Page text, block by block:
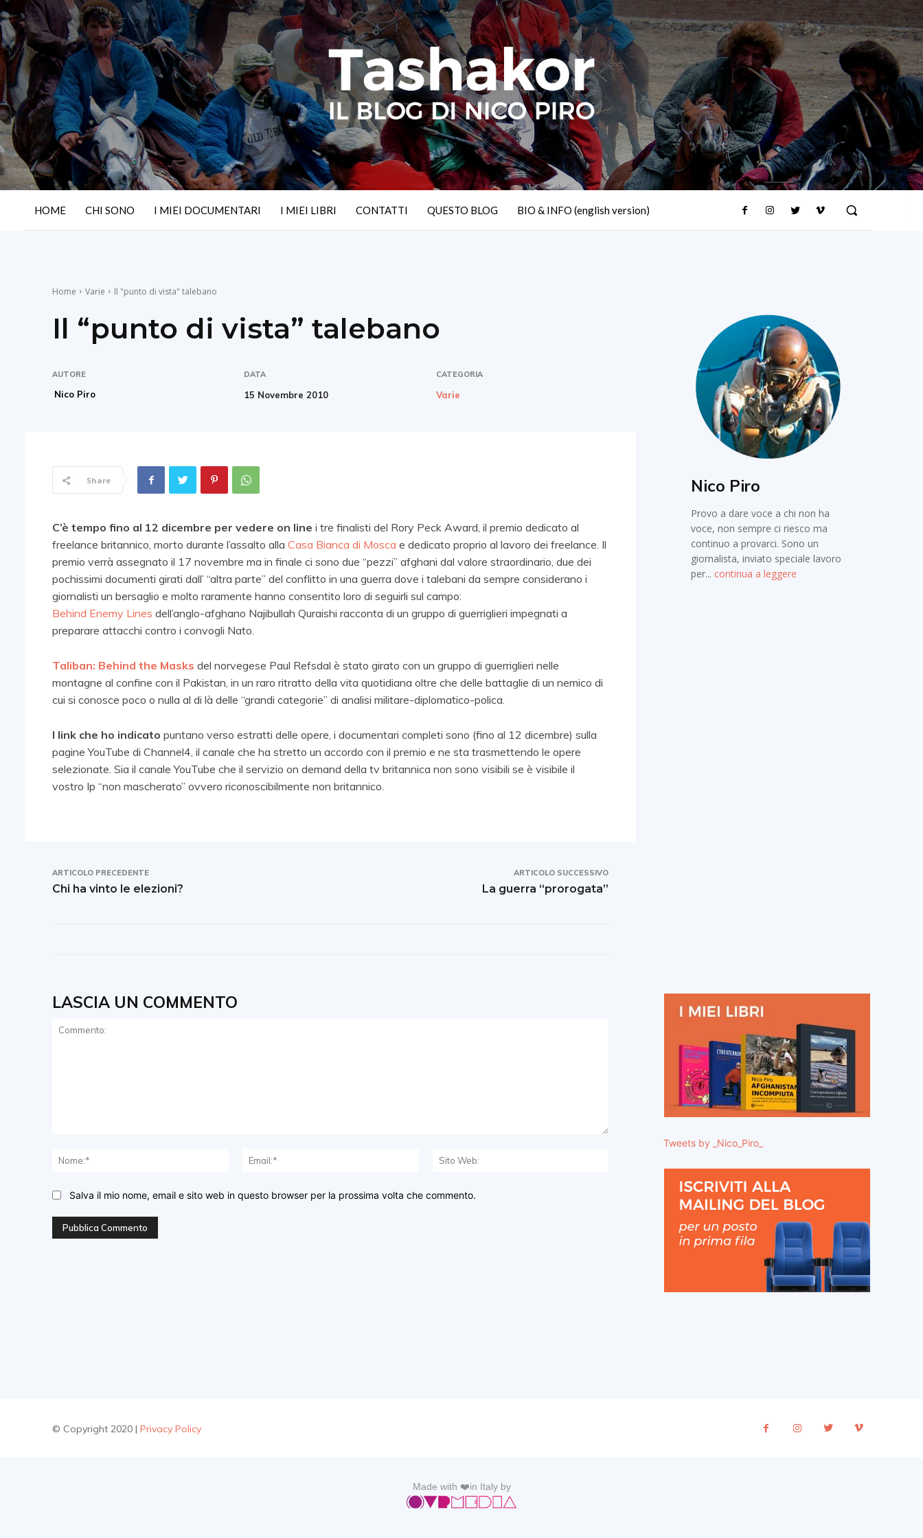
HOME CHI SONO I MIEI DOCUMENTARI I MIEI LIBRI CONTATTI QUESTO BLOG BIO & INFO (english version)
Home Varie Il "punto di vista" talebano
Il “punto di vista” talebano
AUTORE
Nico Piro
DATA
15 Novembre 2010
CATEGORIA
Varie
Share
C’è tempo fino al 12 dicembre per vedere on line i tre finalisti del Rory Peck Award, il premio dedicato al
freelance britannico, morto durante l’assalto alla Casa Bianca di Mosca e dedicato proprio al lavoro dei freelance. Il
premio verrà assegnato il 17 novembre ma in finale ci sono due “pezzi” afghani dal valore straordinario, due dei
pochissimi documenti girati dall’ “altra parte” del conflitto in una guerra dove i talebani da sempre considerano i
giornalisti un bersaglio e molto raramente hanno consentito loro di seguirli sul campo:
Behind Enemy Lines dell’anglo-afghano Najibullah Quraishi racconta di un gruppo di guerriglieri impegnati a
preparare attacchi contro i convogli Nato.
Taliban: Behind the Masks del norvegese Paul Refsdal è stato girato con un gruppo di guerriglieri nelle
montagne al confine con il Pakistan, in un raro ritratto della vita quotidiana oltre che delle battaglie di un nemico di
cui si conosce poco o nulla al di là delle “grandi categorie” di analisi militare-diplomatico-polica.
I link che ho indicato puntano verso estratti delle opere, i documentari completi sono (fino al 12 dicembre) sulla
pagine YouTube di Channel4, il canale che ha stretto un accordo con il premio e ne sta trasmettendo le opere
selezionate. Sia il canale YouTube che il servizio on demand della tv britannica non sono visibili se è visibile il
vostro Ip “non mascherato” ovvero riconoscibilmente non britannico.
ARTICOLO PRECEDENTE
Chi ha vinto le elezioni?
ARTICOLO SUCCESSIVO
La guerra “prorogata”
LASCIA UN COMMENTO
Nome:*
Email:*
Salva il mio nome, email e sito web in questo browser per la prossima volta che commento.
Nico Piro
Provo a dare voce a chi non ha
voce, non sempre ci riesco ma
continuo a provarci. Sono un
giornalista, inviato speciale lavoro
per... continua a leggere
Tweets by _Nico_Piro_
© Copyright 2020 | Privacy Policy
Made with ❤️in Italy by